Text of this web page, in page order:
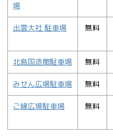
場
出雲大社 駐車場 無料
北島国造館駐車場 無料
みせん広場駐車場 無料
ご縁広場駐車場 無料